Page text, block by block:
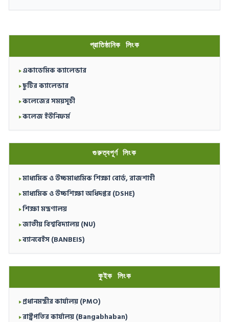
প্রাতিষ্ঠানিক লিংক
একাডেমিক ক্যালেন্ডার
ছুটির ক্যালেন্ডার
কলেজের সময়সূচী
কলেজ ইউনিফর্ম
গুরুত্বপূর্ণ লিংক
মাধ্যমিক ও উচ্চমাধ্যমিক শিক্ষা বোর্ড, রাজশাহী
মাধ্যমিক ও উচ্চশিক্ষা অধিদপ্তর (DSHE)
শিক্ষা মন্ত্রণালয়
জাতীয় বিশ্ববিদ্যালয় (NU)
ব্যানবেইস (BANBEIS)
কুইক লিংক
প্রধানমন্ত্রীর কার্যালয় (PMO)
রাষ্ট্রপতির কার্যালয় (Bangabhaban)